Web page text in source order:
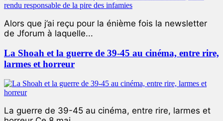
Alors que j’ai reçu pour la énième fois la newsletter
de Jforum à laquelle...
La Shoah et la guerre de 39-45 au cinéma, entre rire,
larmes et horreur
La guerre de 39-45 au cinéma, entre rire, larmes et